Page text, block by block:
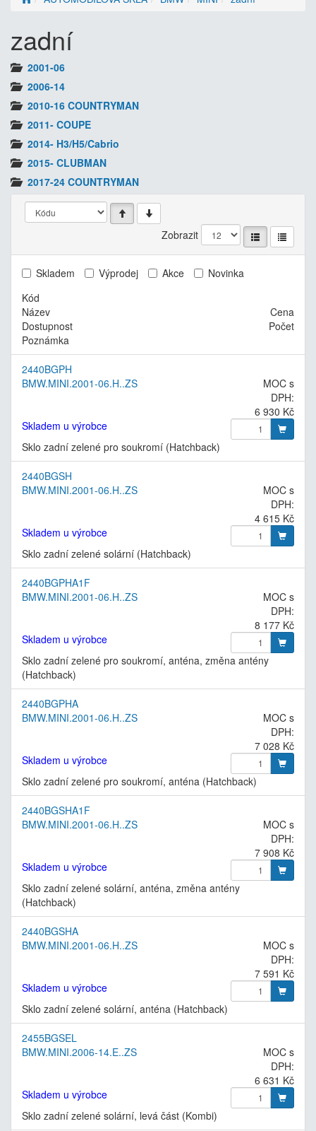
zadní
2001-06
2006-14
2010-16 COUNTRYMAN
2011- COUPE
2014- H3/H5/Cabrio
2015- CLUBMAN
2017-24 COUNTRYMAN
Zobrazit
Skladem Výprodej Akce
Novinka
Kód
Název
Cena
Dostupnost
Počet
Poznámka
2440BGPH
BMW.MINI.2001-06.H..ZS
MOC s
DPH:
6 930 Kč
Skladem u výrobce
Sklo zadní zelené pro soukromí (Hatchback)
2440BGSH
BMW.MINI.2001-06.H..ZS
MOC s
DPH:
4 615 Kč
Skladem u výrobce
Sklo zadní zelené solární (Hatchback)
2440BGPHA1F
BMW.MINI.2001-06.H..ZS
MOC s
DPH:
8 177 Kč
Skladem u výrobce
Sklo zadní zelené pro soukromí, anténa, změna antény
(Hatchback)
2440BGPHA
BMW.MINI.2001-06.H..ZS
MOC s
DPH:
7 028 Kč
Skladem u výrobce
Sklo zadní zelené pro soukromí, anténa (Hatchback)
2440BGSHA1F
BMW.MINI.2001-06.H..ZS
MOC s
DPH:
7 908 Kč
Skladem u výrobce
Sklo zadní zelené solární, anténa, změna antény
(Hatchback)
2440BGSHA
BMW.MINI.2001-06.H..ZS
MOC s
DPH:
7 591 Kč
Skladem u výrobce
Sklo zadní zelené solární, anténa (Hatchback)
2455BGSEL
BMW.MINI.2006-14.E..ZS
MOC s
DPH:
6 631 Kč
Skladem u výrobce
Sklo zadní zelené solární, levá část (Kombi)